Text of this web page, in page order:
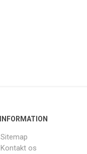
INFORMATION
Sitemap
Kontakt os